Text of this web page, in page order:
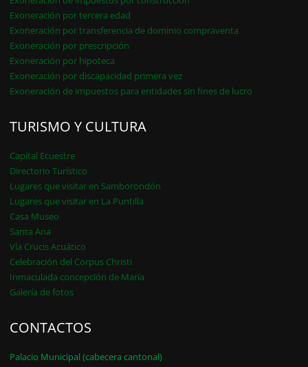
Exoneración por tercera edad
Exoneración por transferencia de dominio compraventa
Exoneración por prescripción
Exoneración por hipoteca
Exoneración por discapacidad primera vez
Exoneración de impuestos para entidades sin fines de lucro
TURISMO Y CULTURA
Capital Ecuestre
Directorio Turístico
Lugares que visitar en Samborondón
Lugares que visitar en La Puntilla
Casa Museo
Santa Ana
Vía Crucis Acuático
Celebración del Corpus Christi
Inmaculada concepción de María
Galería de fotos
CONTACTOS
Palacio Municipal (cabecera cantonal)